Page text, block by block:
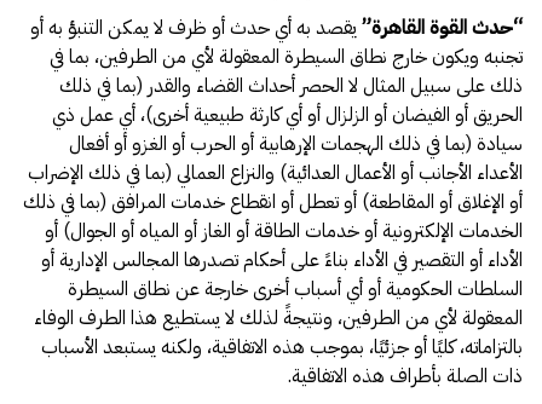
“حدث القوة القاهرة” يقصد به أي حدث أو ظرف لا يمكن التنبؤ به أو
تجنبه ويكون خارج نطاق السيطرة المعقولة لأي من الطرفين، بما في
ذلك على سبيل المثال لا الحصر أحداث القضاء والقدر (بما في ذلك
الحريق أو الفيضان أو الزلزال أو أي كارثة طبيعية أخرى)، أي عمل ذي
سيادة (بما في ذلك الهجمات الإرهابية أو الحرب أو الغزو أو أفعال
الأعداء الأجانب أو الأعمال العدائية) والنزاع العمالي (بما في ذلك الإضراب
أو الإغلاق أو المقاطعة) أو تعطل أو انقطاع خدمات المرافق (بما في ذلك
الخدمات الإلكترونية أو خدمات الطاقة أو الغاز أو المياه أو الجوال) أو
الأداء أو التقصير في الأداء بناءً على أحكام تصدرها المجالس الإدارية أو
السلطات الحكومية أو أي أسباب أخرى خارجة عن نطاق السيطرة
المعقولة لأي من الطرفين، ونتيجةً لذلك لا يستطيع هذا الطرف الوفاء
بالتزاماته، كليًا أو جزئيًا، بموجب هذه الاتفاقية، ولكنه يستبعد الأسباب
ذات الصلة بأطراف هذه الاتفاقية.